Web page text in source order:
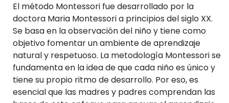
El método Montessori fue desarrollado por la
doctora Maria Montessori a principios del siglo XX.
Se basa en la observación del niño y tiene como
objetivo fomentar un ambiente de aprendizaje
natural y respetuoso. La metodología Montessori se
fundamenta en la idea de que cada niño es único y
tiene su propio ritmo de desarrollo. Por eso, es
esencial que las madres y padres comprendan las